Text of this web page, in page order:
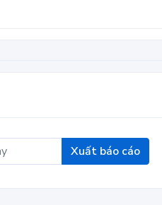
Xuất báo cáo